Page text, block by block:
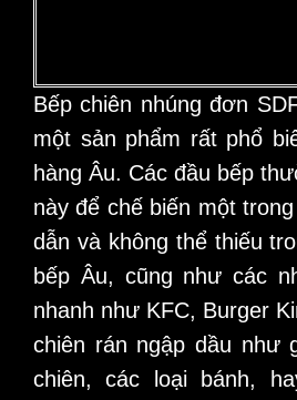
Bếp chiên nhúng đơn
một sản phẩm rất phổ
hàng Âu. Các đầu bếp
này để chế biến một
dẫn và không thể thiếu
bếp Âu, cũng như các
nhanh như KFC, Burger
chiên rán ngập dầu như
chiên, các loại bánh,